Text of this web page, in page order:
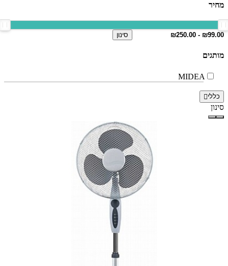
מחיר
סינון
מותגים
MIDEA
כללי
סינון